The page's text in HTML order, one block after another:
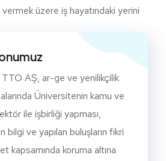
üzere iş hayatındaki yerini
AŞ, ar-ge ve yenilikçilik
Üniversitenin kamu ve
ile işbirliği yapması,
bilgi ve yapılan buluşların fikri
kapsamında koruma altına